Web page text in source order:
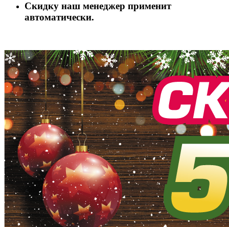
Скидку наш менеджер применит
автоматически.